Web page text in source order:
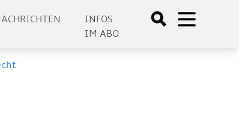
INFOS
IM ABO